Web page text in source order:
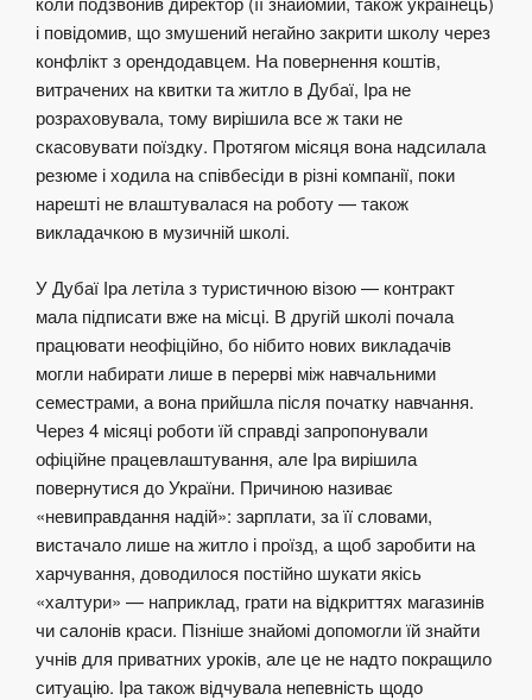
і повідомив, що змушений негайно закрити школу через
конфлікт з орендодавцем. На повернення коштів,
витрачених на квитки та житло в Дубаї, Іра не
розраховувала, тому вирішила все ж таки не
скасовувати поїздку. Протягом місяця вона надсилала
резюме і ходила на співбесіди в різні компанії, поки
нарешті не влаштувалася на роботу — також
викладачкою в музичній школі.
У Дубаї Іра летіла з туристичною візою — контракт
мала підписати вже на місці. В другій школі почала
працювати неофіційно, бо нібито нових викладачів
могли набирати лише в перерві між навчальними
семестрами, а вона прийшла після початку навчання.
Через 4 місяці роботи їй справді запропонували
офіційне працевлаштування, але Іра вирішила
повернутися до України. Причиною називає
«невиправдання надій»: зарплати, за її словами,
вистачало лише на житло і проїзд, а щоб заробити на
харчування, доводилося постійно шукати якісь
«халтури» — наприклад, грати на відкриттях магазинів
чи салонів краси. Пізніше знайомі допомогли їй знайти
учнів для приватних уроків, але це не надто покращило
ситуацію. Іра також відчувала непевність щодо